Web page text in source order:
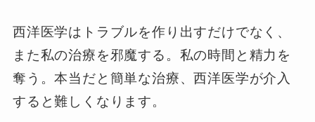
西洋医学はトラブルを作り出すだけでなく、
また私の治療を邪魔する。私の時間と精力を
奪う。本当だと簡単な治療、西洋医学が介入
すると難しくなります。